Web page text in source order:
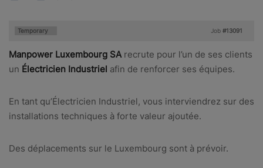
Type:
Temporary Job #13091
Manpower Luxembourg SA recrute pour l’un de ses clients
un Électricien Industriel afin de renforcer ses équipes.
En tant qu’Électricien Industriel, vous interviendrez sur des
installations techniques à forte valeur ajoutée.
Des déplacements sur le Luxembourg sont à prévoir.